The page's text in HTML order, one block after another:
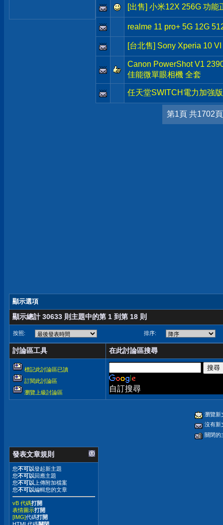
[出售] 小米12X 256G 功
realme 11 pro+ 5G 12G
[台北售] Sony Xperia 10
Canon PowerShot V1
佳能微單眼相機 全套
任天堂SWITCH電力加強
第1頁 共1702頁
顯示選項
顯示總計 30633 則主題中的第 1 到第 18 則
按照: 排序:
討論區工具 在此討論區搜尋
標記此討論區已讀
訂閱此討論區
瀏覽上級討論區
自訂搜尋
瀏覽新
沒有新
關閉的
發表文章規則
您不可以發起新主題
您不可以回應主題
您不可以 上傳附加檔案
您不可以編輯您的文章
vB 代碼打開
表情圖示打開
[IMG]代碼打開